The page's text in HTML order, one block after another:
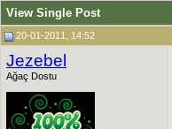
View Single Post
20-01-2011, 14:52
Jezebel
Ağaç Dostu